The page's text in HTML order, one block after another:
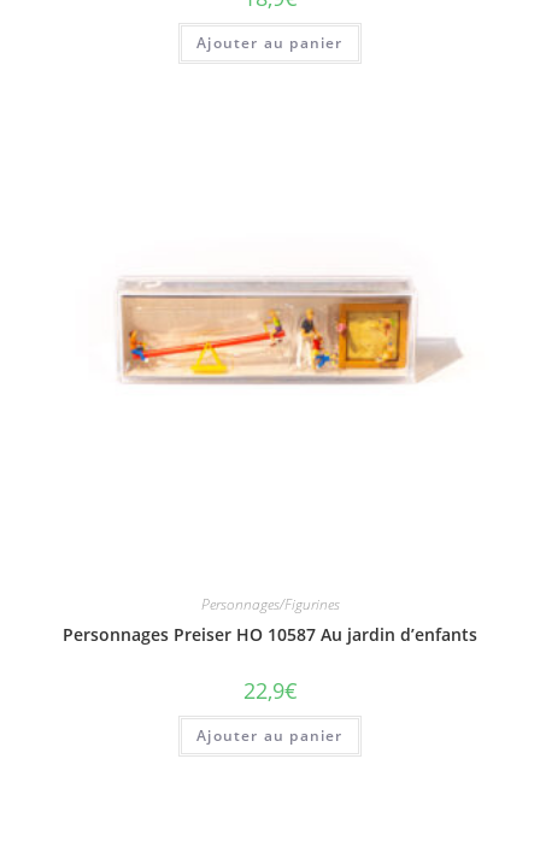
Ajouter au panier
Personnages/Figurines
Personnages Preiser HO 10587 Au jardin d’enfants
22,9€
Ajouter au panier